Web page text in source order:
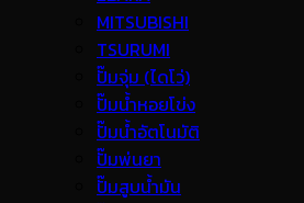
MITSUBISHI
TSURUMI
ปั๊มจุ่ม (ไดโว่)
ปั๊มน้ำหอยโข่ง
ปั๊มน้ำอัตโนมัติ
ปั๊มพ่นยา
ปั๊มสูบน้ำมัน